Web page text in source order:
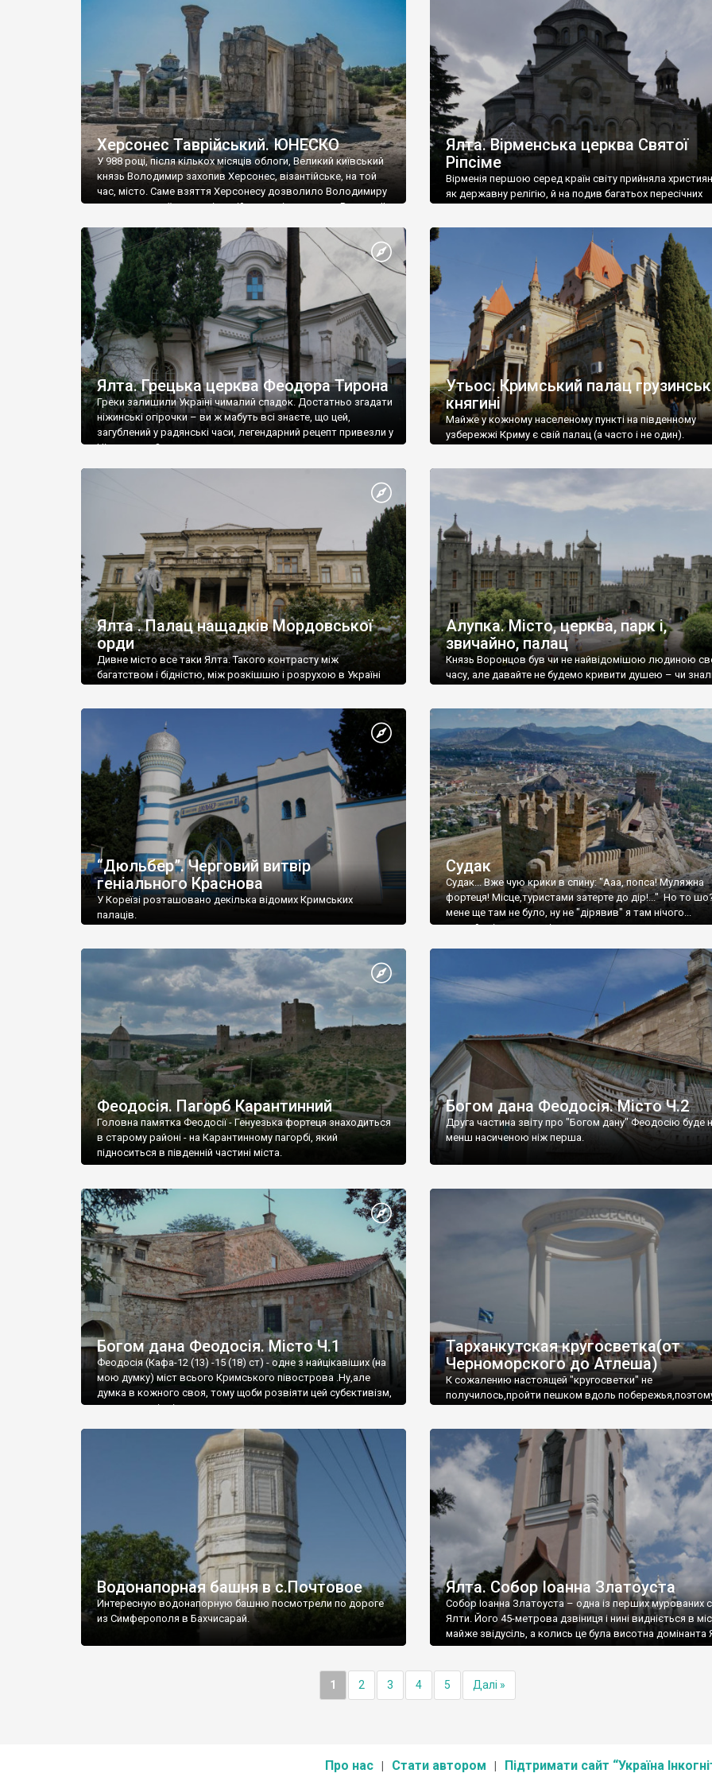
візантійської доби. Раритети викрадені з фондів об’єкту
культурної спадщини ЮНЕСКО «Херсонеса Таврійського».
Офіційно – на виставку «Золото Візантії», але експерти та
влада в Україні вважають це лише […]
називаються «повстяками» (postaki)…” “Вино. Крим
виробляє відмінне вино і його вдосталь: воно все
легке біле і дуже […]
Херсонес Таврійський. ЮНЕСКО
У 988 році, після кількох місяців облоги, Великий київський
князь Володимир захопив Херсонес, візантійське, на той
час, місто. Саме взяття Херсонесу дозволило Володимиру
диктувати свої умови візантійському імператору Василю ІІ,
Херсонесі Володимир-язичник, став Василем-
християнином. А потім було Хрещення Русі. На честь
Херсонесу Таврійського названо місто […]
Ялта. Вірменська церква Святої
Ріпсіме
Вірменія першою серед країн світу прийняла
як державну релігію, й на подив багатьох пересічних
Ялта. Грецька церква Феодора Тирона
Греки залишили Україні чималий спадок. Достатньо згадати
ніжинські огірочки – ви ж мабуть всі знаєте, що цей,
загублений у радянські часи, легендарний рецепт привезли у
Ніжин греки?
Утьос. Кримський палац
княгині
Майже у кожному населеному пункті на південному
узбережжі Криму є свій палац (а часто і не один).
Ялта . Палац нащадків Мордовської
орди
Дивне місто все таки Ялта. Такого контрасту між
багатством і бідністю, між розкішшю і розрухою в Україні
Алупка. Місто, церква, парк і,
звичайно, палац
Князь Воронцов був чи не найвідомішою людиною
часу, але давайте не будемо кривити душею – чи
“Дюльбер”. Черговий витвір
геніального Краснова
У Кореїзі розташовано декілька відомих Кримських
палаців.
Судак
Судак... Вже чую крики в спину: "Ааа, попса! Муляжна
фортеця! Місце,туристами затерте до дір!..." Но то
мене ще там не було, ну не "дірявив" я там нічого...
принаймні до цього літа.
Феодосія. Пагорб Карантинний
Головна памятка Феодосії - Генуезька фортеця знаходиться
в старому районі - на Карантинному пагорбі, який
підноситься в південній частині міста.
Богом дана Феодосія. Місто Ч.2
Друга частина звіту про "Богом дану" Феодосію буде
менш насиченою ніж перша.
Богом дана Феодосія. Місто Ч.1
Феодосія (Кафа-12 (13) -15 (18) ст) - одне з найцікавіших (на
мою думку) міст всього Кримського півострова .Ну,але
думка в кожного своя, тому щоби розвіяти цей субєктивізм,
запрошую відвідати це
Тарханкутская кругосветка(от
Черноморского до Атлеша)
К сожалению настоящей "кругосветки" не
получилось,пройти пешком вдоль
Водонапорная башня в с.Почтовое
Интересную водонапорную башню посмотрели по дороге
из Симферополя в Бахчисарай.
Ялта. Собор Іоанна Златоуста
Собор Іоанна Златоуста – одна із перших мурованих
Ялти. Його 45-метрова дзвіниця і нині видніється в
майже звідусіль, а колись це була висотна домінанта
1 2 3 4 5 Далі »
Про нас Стати автором Підтримати сайт “Україна